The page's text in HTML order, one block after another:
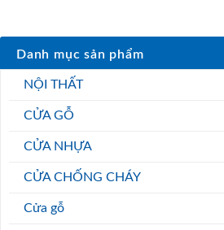
Danh mục sản phẩm
NỘI THẤT
CỬA GỖ
CỬA NHỰA
CỬA CHỐNG CHÁY
Cửa gỗ